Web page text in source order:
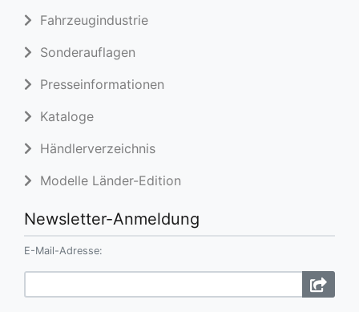
Fahrzeugindustrie
Sonderauflagen
Presseinformationen
Kataloge
Händlerverzeichnis
Modelle Länder-Edition
Newsletter-Anmeldung
E-Mail-Adresse: